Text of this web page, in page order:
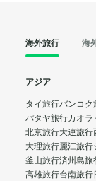
海外旅行 海
アジア
タイ旅行バンコク
パタヤ旅行カオラ
北京旅行大連旅行
大理旅行麗江旅行
釜山旅行済州島旅
高雄旅行台南旅行